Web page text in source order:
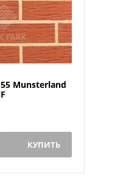
Munsterland
КУПИТЬ